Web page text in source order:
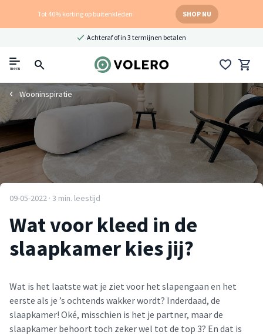
Tot 40% korting op buitenkleden SHOP NU
Achteraf of in 3 termijnen betalen
menu
Wooninspiratie
09-05-2022 · 3 min. leestijd
Wat voor kleed in de
slaapkamer kies jij?
Wat is het laatste wat je ziet voor het slapengaan en het
eerste als je ’s ochtends wakker wordt? Inderdaad, de
slaapkamer! Oké, misschien is het je partner, maar de
slaapkamer behoort toch zeker wel tot de top 3? En dat is